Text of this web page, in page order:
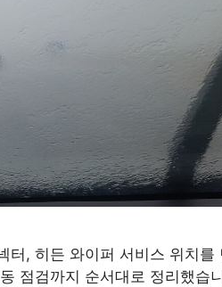
터, 히든 와이퍼 서비스 위치를
점검까지 순서대로 정리했습